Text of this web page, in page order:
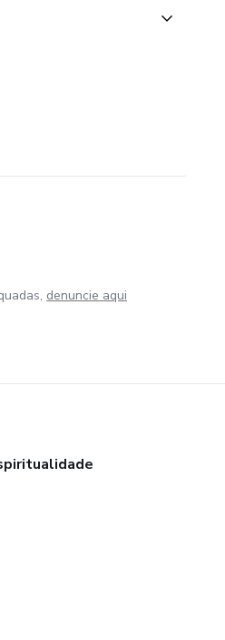
denuncie aqui